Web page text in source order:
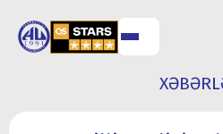
ELMİ
TƏDQİQAT